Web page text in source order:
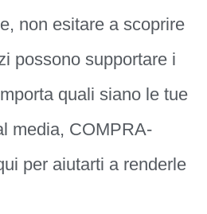
non esitare a scoprire
possono supportare i
quali siano le tue
media, COMPRA-
per aiutarti a renderle